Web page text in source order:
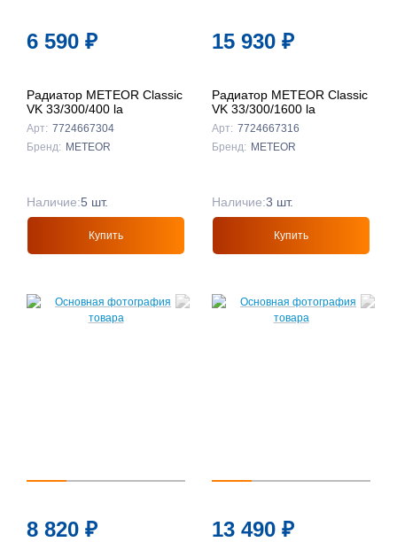
6 590 ₽
Радиатор METEOR Classic
VK 33/300/400 la
Арт: 7724667304
Бренд: METEOR
Наличие:5 шт.
Купить
15 930 ₽
Радиатор METEOR Classic
VK 33/300/1600 la
Арт: 7724667316
Бренд: METEOR
Наличие:3 шт.
Купить
8 820 ₽ 13 490 ₽